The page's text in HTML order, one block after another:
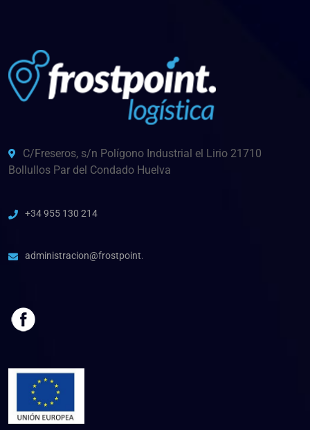
C/Freseros, s/n Polígono Industrial el Lirio 21710
Bollullos Par del Condado Huelva
+34 955 130 214
administracion@frostpoint.es